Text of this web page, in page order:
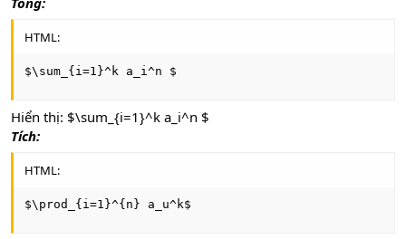
HTML:
$\sum_{i=1}^k a_i^n $
Hiển thị: $\sum_{i=1}^k a_i^n $
Tích:
HTML:
$\prod_{i=1}^{n} a_u^k$